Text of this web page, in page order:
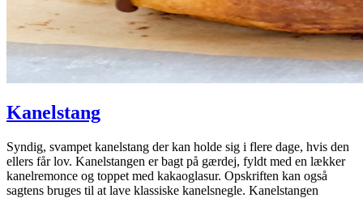
Kanelstang
Syndig, svampet kanelstang der kan holde sig i flere dage, hvis den
ellers får lov. Kanelstangen er bagt på gærdej, fyldt med en lækker
kanelremonce og toppet med kakaoglasur. Opskriften kan også
sagtens bruges til at lave klassiske kanelsnegle. Kanelstangen